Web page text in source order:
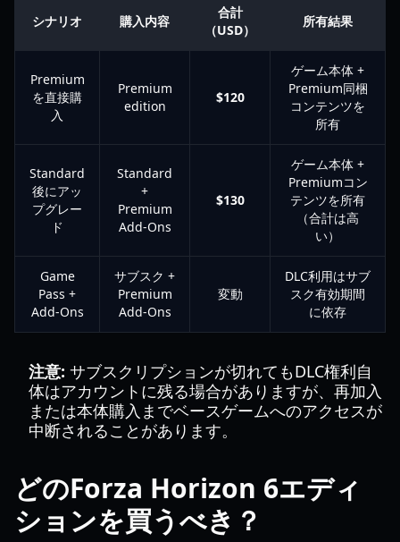
シナリオ 購入内容
合計
（USD）
所有結果
Premium
を直接購
入
Premium
edition
$120
ゲーム本体 +
Premium同梱
コンテンツを
所有
Standard
後にアッ
プグレー
ド
Standard
+
Premium
Add-Ons
$130
ゲーム本体 +
Premiumコン
テンツを所有
（合計は高
い）
Game
Pass +
Add-Ons
サブスク +
Premium
Add-Ons
変動
DLC利用はサブ
スク有効期間
に依存
注意: サブスクリプションが切れてもDLC権利自
体はアカウントに残る場合がありますが、再加入
または本体購入までベースゲームへのアクセスが
中断されることがあります。
どのForza Horizon 6エディ
ションを買うべき？